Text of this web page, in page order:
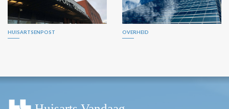
HUISARTSENPOST OVERHEID